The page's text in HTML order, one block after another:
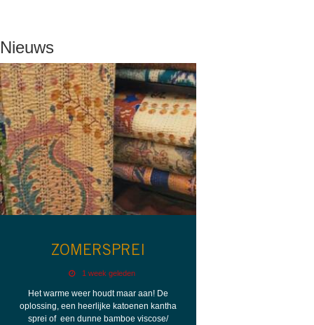
Nieuws
ZOMERSPREI
1 week geleden
Het warme weer houdt maar aan! De
oplossing, een heerlijke katoenen kantha
sprei of een dunne bamboe viscose/